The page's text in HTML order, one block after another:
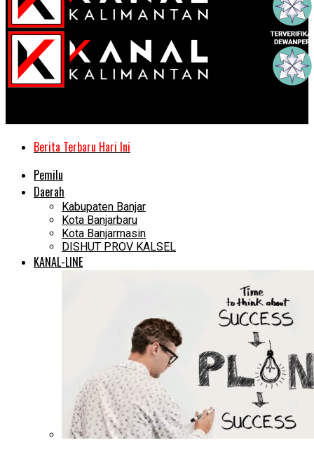
Berita Terbaru Hari Ini
Pemilu
Daerah
Kabupaten Banjar
Kota Banjarbaru
Kota Banjarmasin
DISHUT PROV KALSEL
KANAL-LINE